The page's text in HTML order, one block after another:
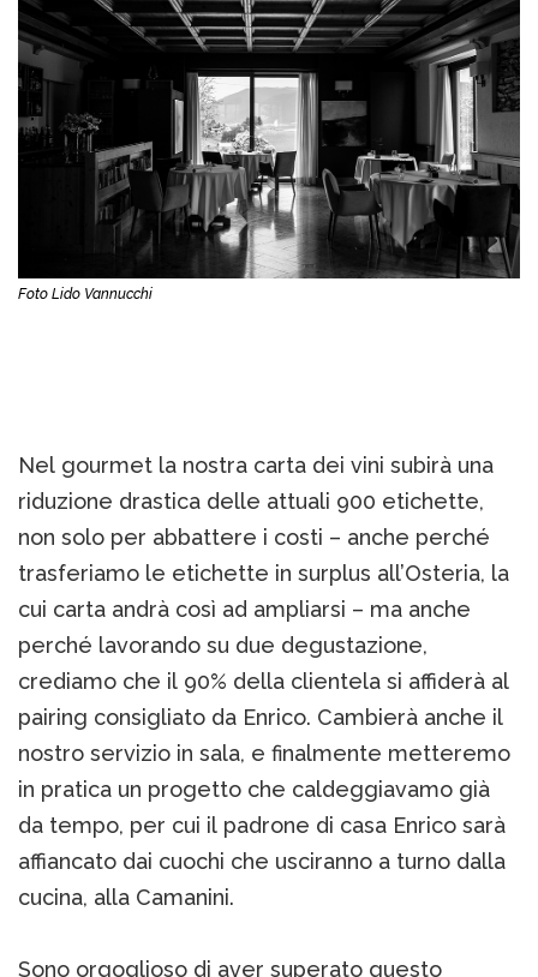
Foto Lido Vannucchi
Nel gourmet la nostra carta dei vini subirà una
riduzione drastica delle attuali 900 etichette,
non solo per abbattere i costi – anche perché
trasferiamo le etichette in surplus all’Osteria, la
cui carta andrà così ad ampliarsi – ma anche
perché lavorando su due degustazione,
crediamo che il 90% della clientela si affiderà al
pairing consigliato da Enrico. Cambierà anche il
nostro servizio in sala, e finalmente metteremo
in pratica un progetto che caldeggiavamo già
da tempo, per cui il padrone di casa Enrico sarà
affiancato dai cuochi che usciranno a turno dalla
cucina, alla Camanini.
Sono orgoglioso di aver superato questo